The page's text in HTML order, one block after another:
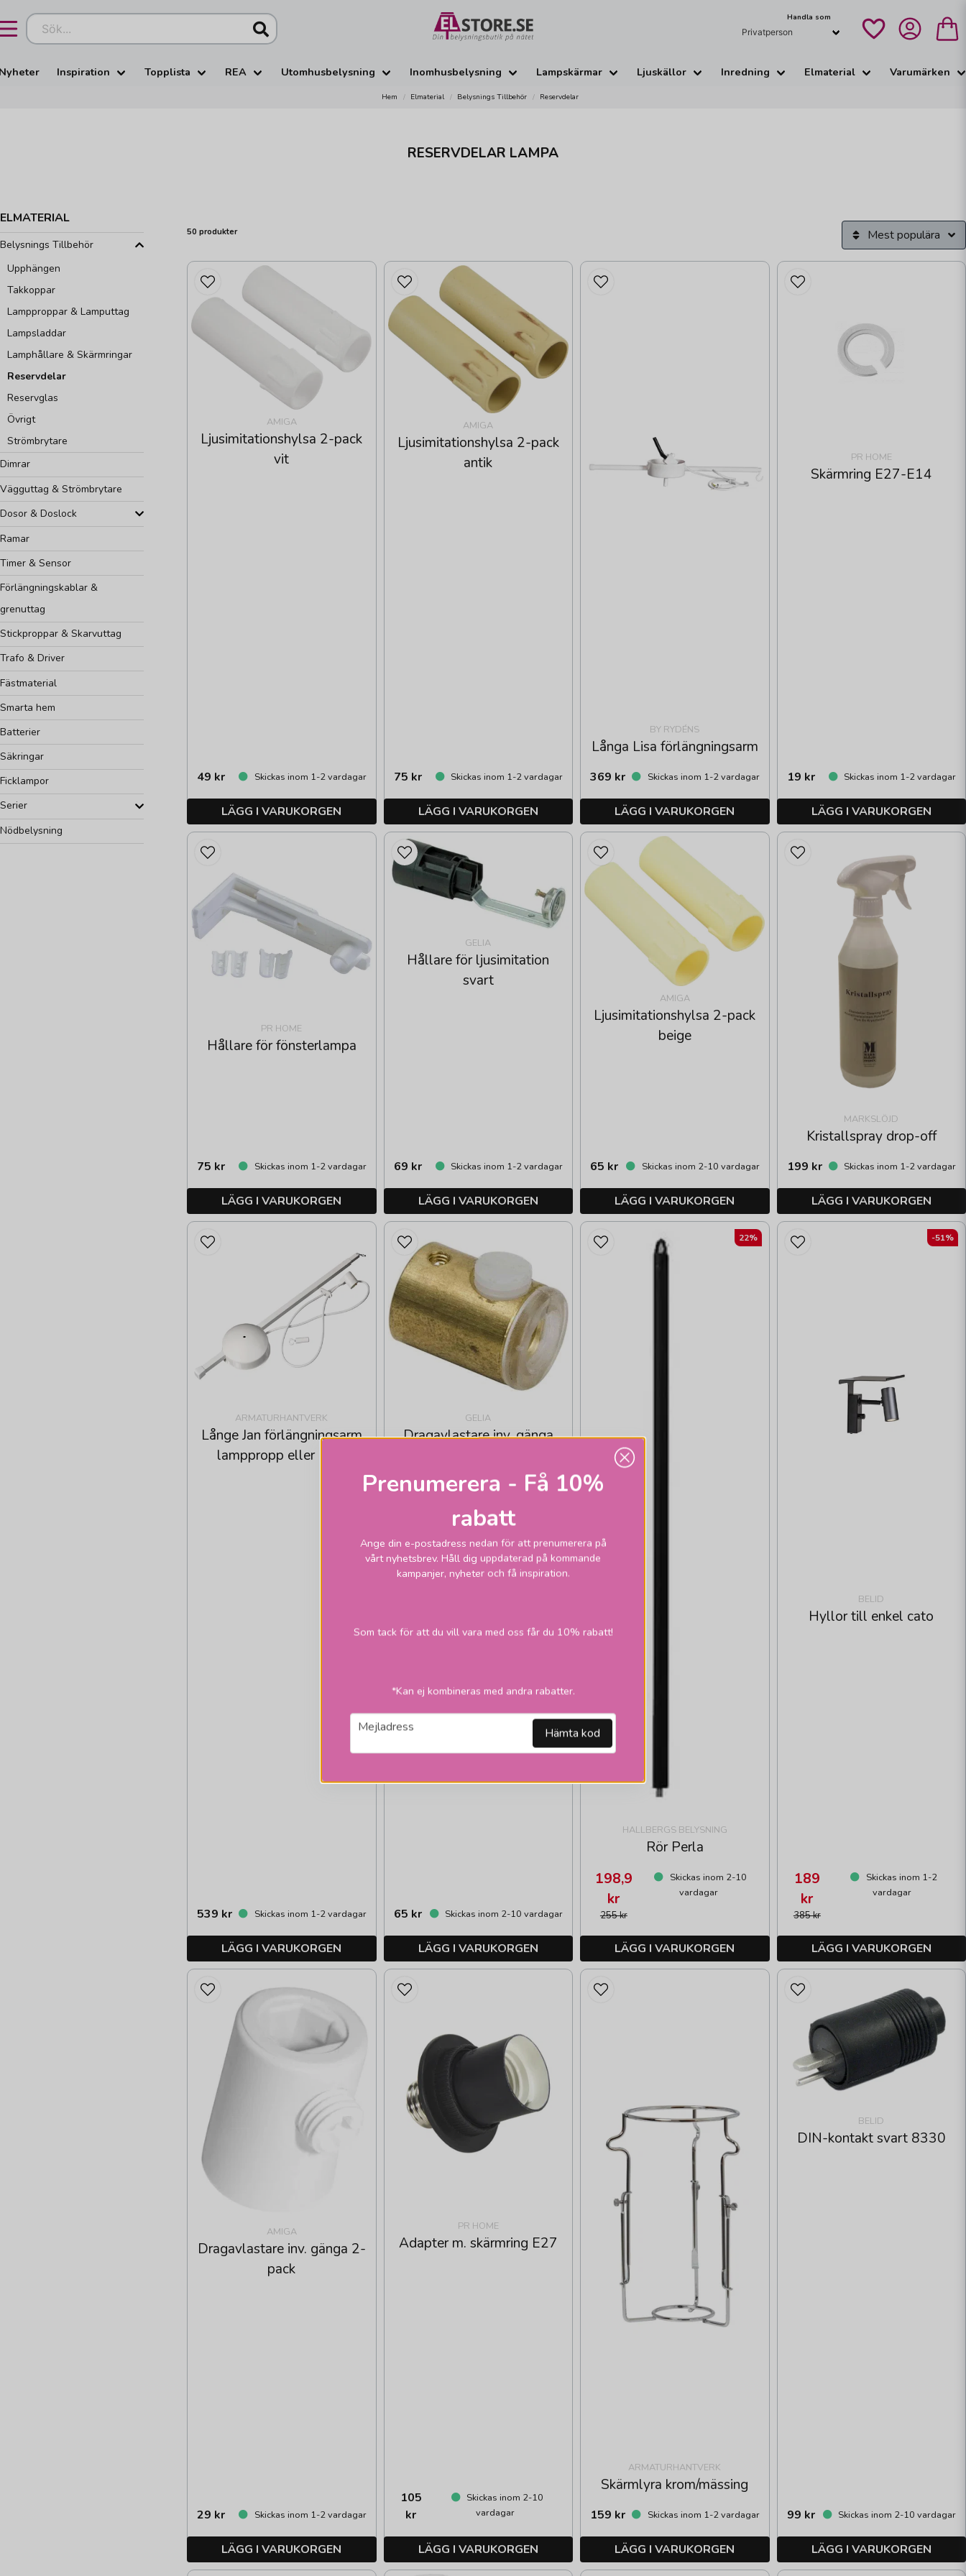
Sök... Handla som
Inspiration Topplista REA Utomhusbelysning Inomhusbelysning Lampskärmar Ljuskällor Inredning Elmaterial Varumärken
Hem Elmaterial Belysnings Tillbehör Reservdelar
RESERVDELAR LAMPA
ELMATERIAL
Belysnings Tillbehör
Upphängen
Takkoppar
Lampproppar & Lamputtag
Lampsladdar
Lamphållare & Skärmringar
Reservdelar
Reservglas
Övrigt
Strömbrytare
Dimrar
Vägguttag & Strömbrytare
Dosor & Doslock
Ramar
Timer & Sensor
Förlängningskablar &
grenuttag
Stickproppar & Skarvuttag
Trafo & Driver
Fästmaterial
Smarta hem
Batterier
Säkringar
Ficklampor
Serier
Nödbelysning
50 produkter Mest populära
AMIGA
Ljusimitationshylsa 2-pack
vit
49 kr Skickas inom 1-2 vardagar
LÄGG I VARUKORGEN
AMIGA
Ljusimitationshylsa 2-pack
antik
75 kr Skickas inom 1-2 vardagar
LÄGG I VARUKORGEN
BY RYDÉNS
Långa Lisa förlängningsarm
369 kr Skickas inom 1-2 vardagar
LÄGG I VARUKORGEN
PR HOME
Skärmring E27-E14
19 kr Skickas inom 1-2 vardagar
LÄGG I VARUKORGEN
PR HOME
Hållare för fönsterlampa
75 kr Skickas inom 1-2 vardagar
LÄGG I VARUKORGEN
GELIA
Hållare för ljusimitation
svart
69 kr Skickas inom 1-2 vardagar
LÄGG I VARUKORGEN
AMIGA
Ljusimitationshylsa 2-pack
beige
65 kr Skickas inom 2-10 vardagar
LÄGG I VARUKORGEN
MARKSLÖJD
Kristallspray drop-off
199 kr Skickas inom 1-2 vardagar
LÄGG I VARUKORGEN
ARMATURHANTVERK
Långe Jan förlängningsarm
lamppropp eller DCL
539 kr Skickas inom 1-2 vardagar
LÄGG I VARUKORGEN
GELIA
Dragavlastare inv. gänga
65 kr Skickas inom 2-10 vardagar
LÄGG I VARUKORGEN
HALLBERGS BELYSNING
Rör Perla
255 kr
198,9
kr
Skickas inom 2-10
vardagar
LÄGG I VARUKORGEN
22%
BELID
Hyllor till enkel cato
385 kr
189
kr
Skickas inom 1-2
vardagar
LÄGG I VARUKORGEN
-51%
AMIGA
Dragavlastare inv. gänga 2-
pack
29 kr Skickas inom 1-2 vardagar
LÄGG I VARUKORGEN
PR HOME
Adapter m. skärmring E27
105
kr
Skickas inom 2-10
vardagar
LÄGG I VARUKORGEN
ARMATURHANTVERK
Skärmlyra krom/mässing
159 kr Skickas inom 1-2 vardagar
LÄGG I VARUKORGEN
BELID
DIN-kontakt svart 8330
99 kr Skickas inom 2-10 vardagar
LÄGG I VARUKORGEN
Prenumerera - Få 10%
rabatt
Ange din e-postadress nedan för att prenumerera på
vårt nyhetsbrev. Håll dig uppdaterad på kommande
kampanjer, nyheter och få inspiration.
Som tack för att du vill vara med oss får du 10% rabatt!
*Kan ej kombineras med andra rabatter.
email
Mejladress Hämta kod